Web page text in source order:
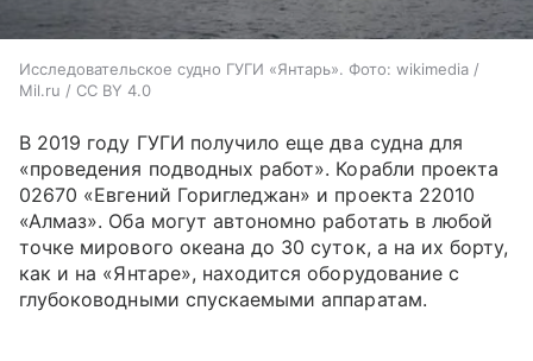
Исследовательское судно ГУГИ «Янтарь». Фото: wikimedia /
Mil.ru / CC BY 4.0
В 2019 году ГУГИ получило еще два судна для
«проведения подводных работ». Корабли проекта
02670 «Евгений Горигледжан» и проекта 22010
«Алмаз». Оба могут автономно работать в любой
точке мирового океана до 30 суток, а на их борту,
как и на «Янтаре», находится оборудование с
глубоководными спускаемыми аппаратам.